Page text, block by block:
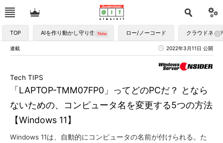
TOP AIを作り動かし守り生かす ロー/ノーコード クラウドネイ
連載 2022年3月11日 公開
「LAPTOP-TMM07FP0」ってどのPCだ？ となら
ないための、コンピュータ名を変更する5つの方法
【Windows 11】
Tech TIPS
Windows 11は、自動的にコンピュータの名前が付けられる。た